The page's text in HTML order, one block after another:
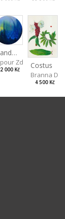
Martina
Landscape II
Zdeněk
000 Kč Costus
Branna
4 500 Kč